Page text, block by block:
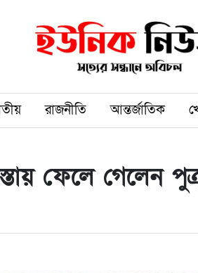
রাজনীতি আন্তর্জাতিক
ফেলে গেলেন